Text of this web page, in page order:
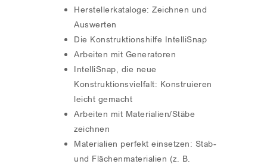
Herstellerkataloge: Zeichnen und
Auswerten
Die Konstruktionshilfe IntelliSnap
Arbeiten mit Generatoren
IntelliSnap, die neue
Konstruktionsvielfalt: Konstruieren
leicht gemacht
Arbeiten mit Materialien/Stäbe
zeichnen
Materialien perfekt einsetzen: Stab-
und Flächenmaterialien (z. B.